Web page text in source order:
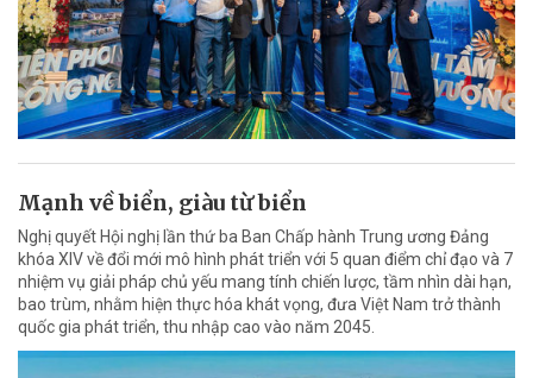
Mạnh về biển, giàu từ biển
Nghị quyết Hội nghị lần thứ ba Ban Chấp hành Trung ương Đảng
khóa XIV về đổi mới mô hình phát triển với 5 quan điểm chỉ đạo và 7
nhiệm vụ giải pháp chủ yếu mang tính chiến lược, tầm nhìn dài hạn,
bao trùm, nhằm hiện thực hóa khát vọng, đưa Việt Nam trở thành
quốc gia phát triển, thu nhập cao vào năm 2045.